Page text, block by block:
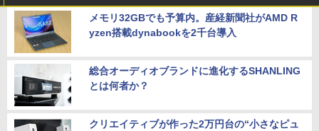
メモリ32GBでも予算内。産経新聞社がAMD R
yzen搭載dynabookを2千台導入
総合オーディオブランドに進化するSHANLING
とは何者か？
クリエイティブが作った2万円台の“小さなピュ